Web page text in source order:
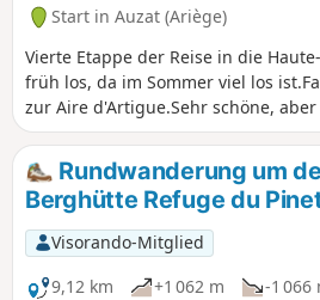
Start in Auzat (Ariège)
Vierte Etappe der Reise in die
früh los, da im Sommer viel los
zur Aire d'Artigue.Sehr schöne,
schwierige Bergwanderung.Vor der
ursprünglichen Berghütte Refuge
kommt man am Étang Sourd
GRT60.Rundwanderung in
Étang und der Berghütte Refuge du
von Taboulechat.
Rundwanderung um
Berghütte Refuge du
Visorando-Mitglied
9,12 km
+1 062 m
-1 066